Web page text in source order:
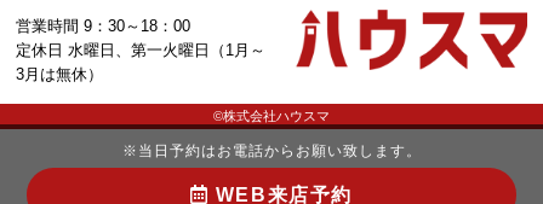
営業時間 9：30～18：00
定休日 水曜日、第一火曜日（1月～
3月は無休）
©株式会社ハウスマ
※当日予約はお電話からお願い致します。
WEB来店予約